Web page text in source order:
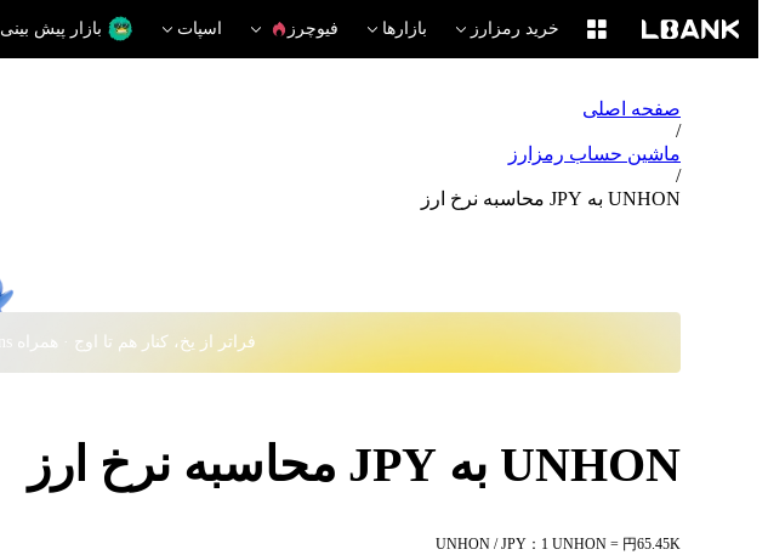
خرید رمزارز بازارها فیوچرز اسپات بازار پیش بینی
صفحه اصلی
/
ماشین حساب رمزارز
/
UNHON به JPY محاسبه نرخ ارز
فراتر از یخ، کنار هم تا اوج · همراه Pudgy Penguins، سهمی از
UNHON به JPY محاسبه نرخ ارز
UNHON / JPY：1 UNHON = 円65.45K